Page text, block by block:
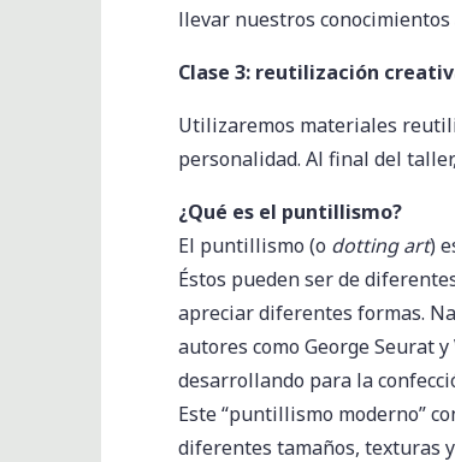
llevar nuestros conocimientos
Clase 3: reutilización
Utilizaremos materiales
personalidad. Al final del
¿Qué es el puntillismo?
El puntillismo (o dotting art)
Éstos pueden ser de
apreciar diferentes formas.
autores como George Seurat
desarrollando para la
Este “puntillismo moderno”
diferentes tamaños, texturas